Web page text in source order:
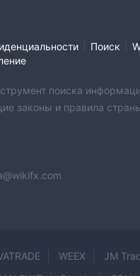
Поиск
поиска
законы и правила
WEEX JM